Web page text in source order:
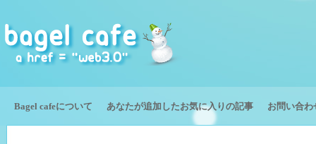
Bagel cafeについて あなたが追加したお気に入りの記事 お問い合わ